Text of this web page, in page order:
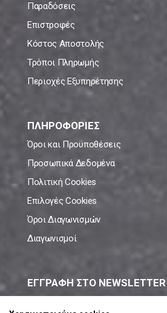
Παραδόσεις
Επιστροφές
Κόστος Αποστολής
Τρόποι Πληρωμής
Περιοχές Εξυπηρέτησης
ΠΛΗΡΟΦΟΡΙΕΣ
Όροι και Προϋποθέσεις
Προσωπικά Δεδομένα
Πολιτική Cookies
Επιλογές Cookies
Όροι Διαγωνισμών
Διαγωνισμοί
ΕΓΓΡΑΦΗ ΣΤΟ NEWSLETTER